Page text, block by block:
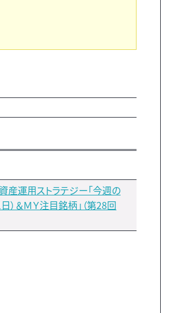
産運用ストラテジー「今週の
）＆ＭＹ注目銘柄」（第28回